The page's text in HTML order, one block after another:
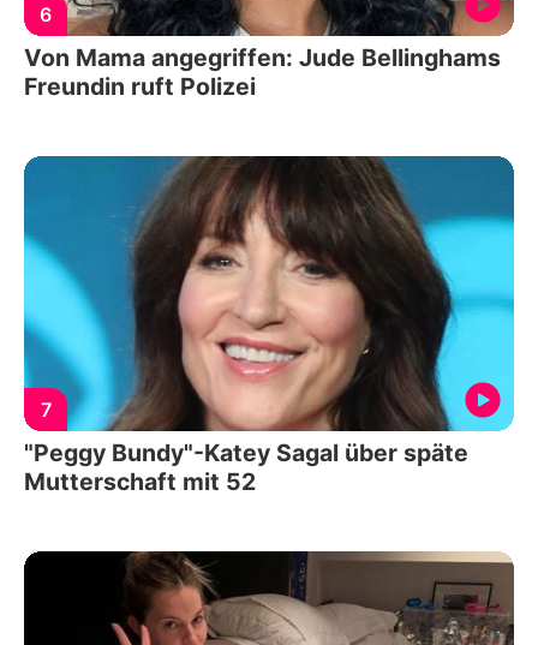
6
Von Mama angegriffen: Jude Bellinghams
Freundin ruft Polizei
7
"Peggy Bundy"-Katey Sagal über späte
Mutterschaft mit 52